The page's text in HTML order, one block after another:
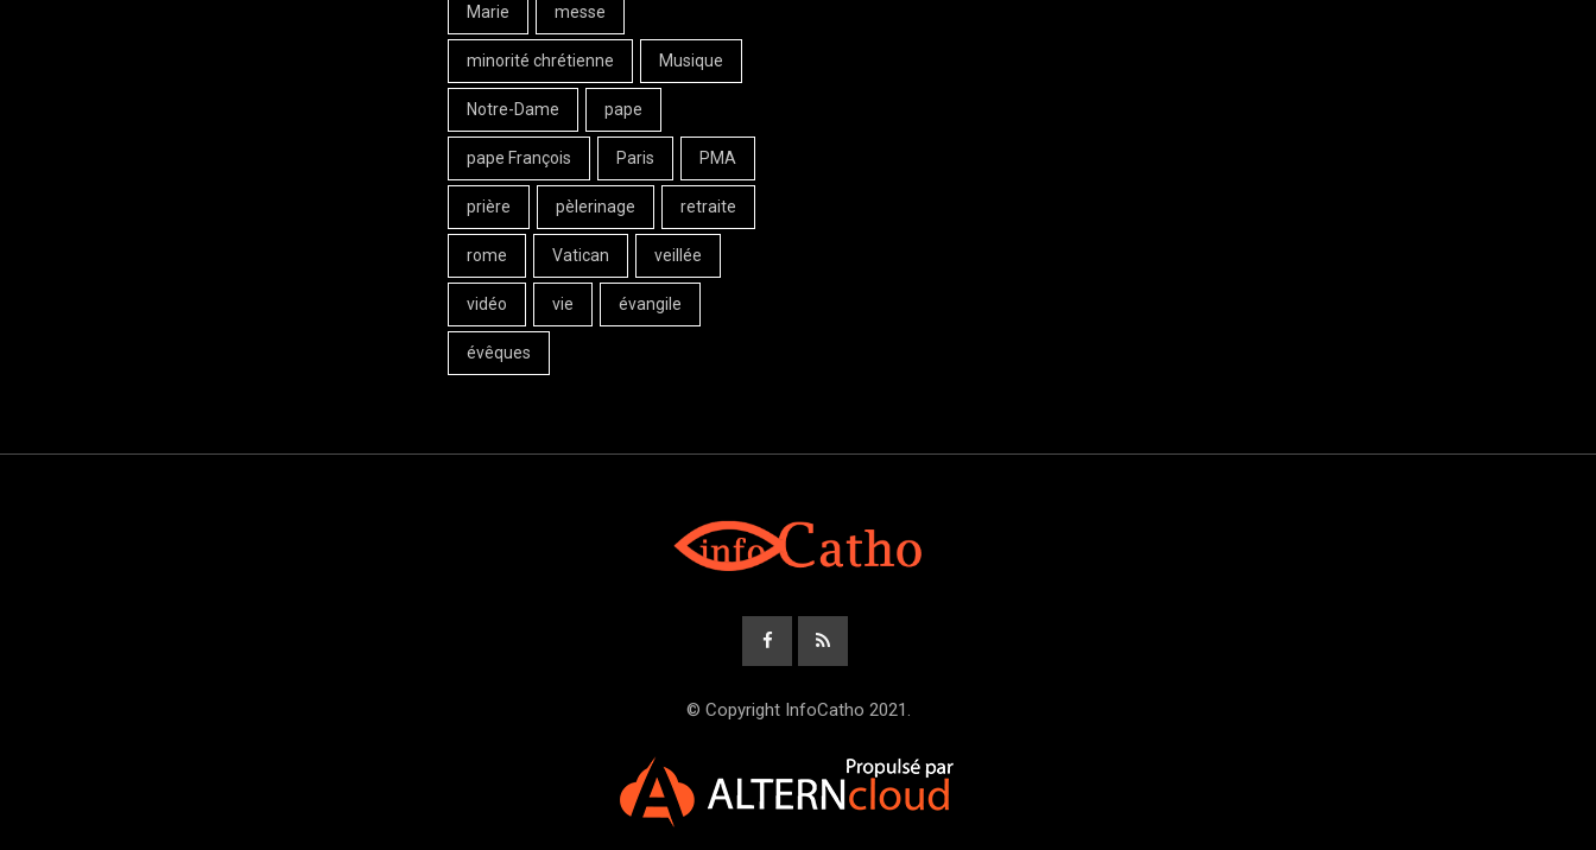
Marie messe
minorité chrétienne Musique
Notre-Dame pape
pape François Paris PMA
prière pèlerinage retraite
rome Vatican veillée
vidéo vie évangile
évêques
© Copyright InfoCatho 2021.